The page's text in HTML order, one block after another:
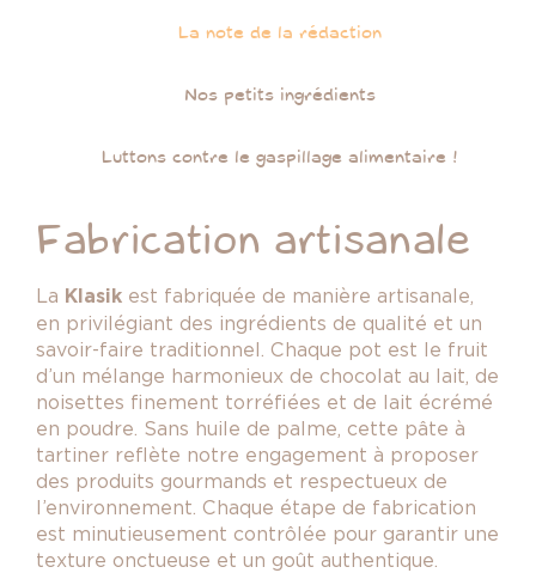
La note de la rédaction
Nos petits ingrédients
Luttons contre le gaspillage alimentaire !
Fabrication artisanale
La Klasik est fabriquée de manière artisanale,
en privilégiant des ingrédients de qualité et un
savoir-faire traditionnel. Chaque pot est le fruit
d’un mélange harmonieux de chocolat au lait, de
noisettes finement torréfiées et de lait écrémé
en poudre. Sans huile de palme, cette pâte à
tartiner reflète notre engagement à proposer
des produits gourmands et respectueux de
l’environnement. Chaque étape de fabrication
est minutieusement contrôlée pour garantir une
texture onctueuse et un goût authentique.